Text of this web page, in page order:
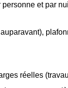
et par
réelles